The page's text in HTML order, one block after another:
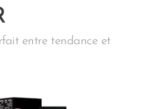
entre tendance et